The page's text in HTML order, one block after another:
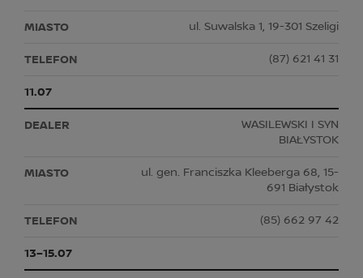
ul. Suwalska 1, 19-301 Szeligi
(87) 621 41 31
11.07
WASILEWSKI I SYN
BIAŁYSTOK
ul. gen. Franciszka Kleeberga 68, 15-
691 Białystok
(85) 662 97 42
13–15.07